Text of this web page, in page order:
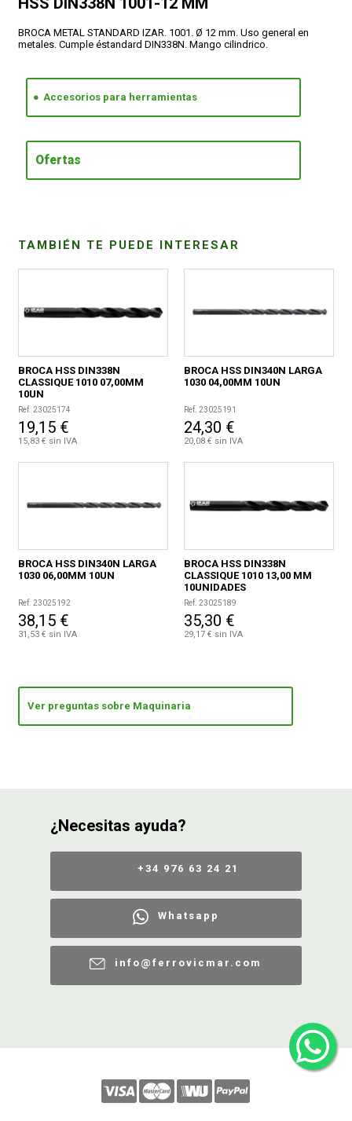
BROCA METAL STANDARD IZAR. 1001. Ø 12 mm. Uso general en
metales. Cumple éstandard DIN338N. Mango cilindrico.
Accesorios para herramientas
Ofertas
TAMBIÉN TE PUEDE INTERESAR
BROCA HSS DIN338N
CLASSIQUE 1010 07,00MM
10UN
Ref. 23025174
19,15 €
15,83 € sin IVA
BROCA HSS DIN340N LARGA
1030 04,00MM 10UN
Ref. 23025191
24,30 €
20,08 € sin IVA
BROCA HSS DIN340N LARGA
1030 06,00MM 10UN
Ref. 23025192
38,15 €
31,53 € sin IVA
BROCA HSS DIN338N
CLASSIQUE 1010 13,00 MM
10UNIDADES
Ref. 23025189
35,30 €
29,17 € sin IVA
Ver preguntas sobre Maquinaria
¿Necesitas ayuda?
+34 976 63 24 21
Whatsapp
info@ferrovicmar.com
DEVOLUCIONES
FORMAS DE PAGO
CONDICIONES